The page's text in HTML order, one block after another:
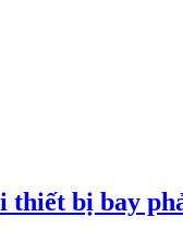
bị bay